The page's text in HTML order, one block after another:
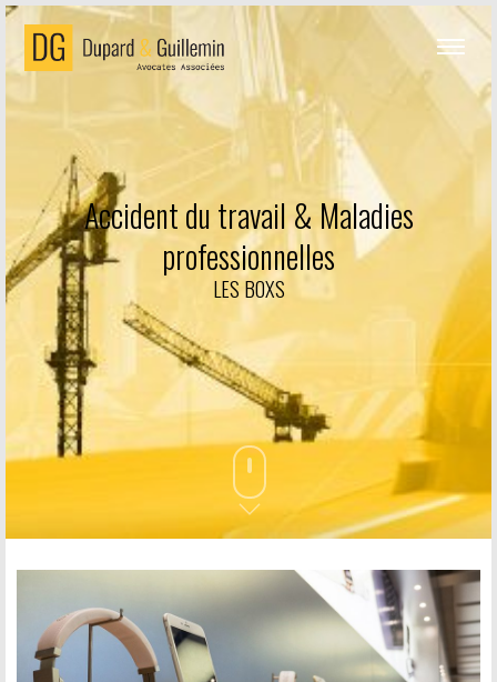
Accident du travail & Maladies
professionnelles
LES BOXS